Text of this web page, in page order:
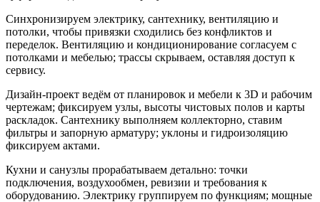
Синхронизируем электрику, сантехнику, вентиляцию и
потолки, чтобы привязки сходились без конфликтов и
переделок. Вентиляцию и кондиционирование согласуем с
потолками и мебелью; трассы скрываем, оставляя доступ к
сервису.
Дизайн‑проект ведём от планировок и мебели к 3D и рабочим
чертежам; фиксируем узлы, высоты чистовых полов и карты
раскладок. Сантехнику выполняем коллекторно, ставим
фильтры и запорную арматуру; уклоны и гидроизоляцию
фиксируем актами.
Кухни и санузлы прорабатываем детально: точки
подключения, воздухообмен, ревизии и требования к
оборудованию. Электрику группируем по функциям; мощные